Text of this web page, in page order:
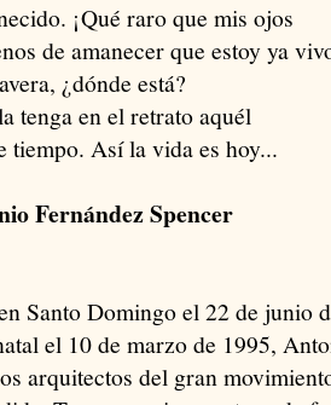
¡Qué raro que mis ojos
de amanecer que estoy ya
¿dónde está?
tenga en el retrato aquél
tiempo. Así la vida es hoy...
Fernández Spencer
Santo Domingo el 22 de junio
el 10 de marzo de 1995,
arquitectos del gran